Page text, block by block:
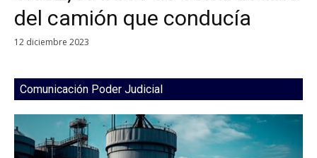
del camión que conducía
12 diciembre 2023
Comunicación Poder Judicial